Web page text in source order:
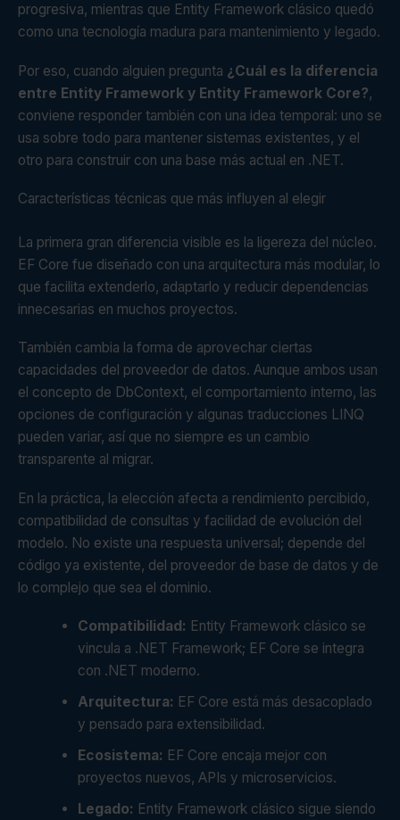
progresiva, mientras que Entity Framework clásico quedó
como una tecnología madura para mantenimiento y legado.
Por eso, cuando alguien pregunta ¿Cuál es la diferencia
entre Entity Framework y Entity Framework Core?,
conviene responder también con una idea temporal: uno se
usa sobre todo para mantener sistemas existentes, y el
otro para construir con una base más actual en .NET.
Características técnicas que más influyen al elegir
La primera gran diferencia visible es la ligereza del núcleo.
EF Core fue diseñado con una arquitectura más modular, lo
que facilita extenderlo, adaptarlo y reducir dependencias
innecesarias en muchos proyectos.
También cambia la forma de aprovechar ciertas
capacidades del proveedor de datos. Aunque ambos usan
el concepto de DbContext, el comportamiento interno, las
opciones de configuración y algunas traducciones LINQ
pueden variar, así que no siempre es un cambio
transparente al migrar.
En la práctica, la elección afecta a rendimiento percibido,
compatibilidad de consultas y facilidad de evolución del
modelo. No existe una respuesta universal; depende del
código ya existente, del proveedor de base de datos y de
lo complejo que sea el dominio.
Compatibilidad: Entity Framework clásico se
vincula a .NET Framework; EF Core se integra
con .NET moderno.
Arquitectura: EF Core está más desacoplado
y pensado para extensibilidad.
Ecosistema: EF Core encaja mejor con
proyectos nuevos, APIs y microservicios.
Legado: Entity Framework clásico sigue siendo